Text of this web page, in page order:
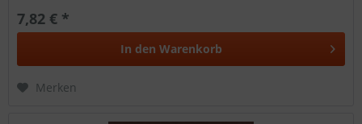
7,82 € *
In den Warenkorb
Merken